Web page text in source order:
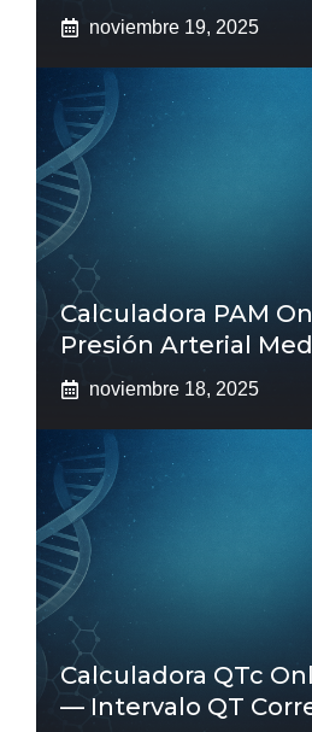
noviembre 19, 2025
Calculadora PAM
Presión Arterial
noviembre 18, 2025
Calculadora QTc
— Intervalo QT